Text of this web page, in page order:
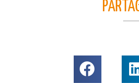
Conseils pour investir en
Rendement
calculer le
net Rendement